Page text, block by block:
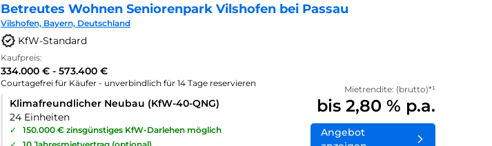
Betreutes Wohnen Seniorenpark Vilshofen bei Passau
Vilshofen, Bayern, Deutschland
KfW-Standard
Kaufpreis:
334.000 € - 573.400 €
Courtagefrei für Käufer - unverbindlich für 14 Tage reservieren
Klimafreundlicher Neubau (KfW-40-QNG)
24 Einheiten
✓
150.000 € zinsgünstiges KfW-Darlehen möglich
Mietrendite: (brutto)*¹
bis 2,80 % p.a.
Angebot